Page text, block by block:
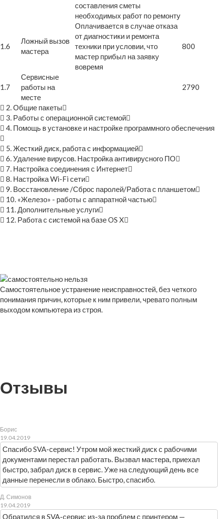
составления сметы
необходимых работ по ремонту
1.6
Ложный вызов
мастера
Оплачивается в случае отказа
от диагностики и ремонта
техники при условии, что
мастер прибыл на заявку
вовремя
800
1.7
Сервисные
работы на
месте
2790
2. Общие пакеты
3. Работы с операционной системой
4. Помощь в установке и настройке программного обеспечения
5. Жесткий диск, работа с информацией
6. Удаление вирусов. Настройка антивирусного ПО
7. Настройка соединения с Интернет
8. Настройка Wi-Fi сети
9. Восстановление /Сброс паролей/Работа с планшетом
10. «Железо» - работы с аппаратной частью
11. Дополнительные услуги
12. Работа с системой на базе OS X
Самостоятельное устранение неисправностей, без четкого
понимания причин, которые к ним привели, чревато полным
выходом компьютера из строя.
Отзывы
Борис
19.04.2019
Спасибо SVA-сервис! Утром мой жесткий диск с рабочими
документами перестал работать. Вызвал мастера, приехал
быстро, забрал диск в сервис. Уже на следующий день все
данные перенесли в облако. Быстро, спасибо.
Д. Симонов
19.04.2019
Обратился в SVA-сервис из-за проблем с принтером —